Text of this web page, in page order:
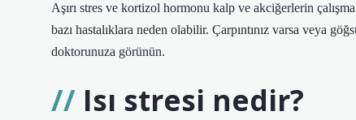
Aşırı stres ve kortizol hormonu kalp ve akciğerlerin
bazı hastalıklara neden olabilir. Çarpıntınız varsa veya
doktorunuza görünün.
Isı stresi nedir?